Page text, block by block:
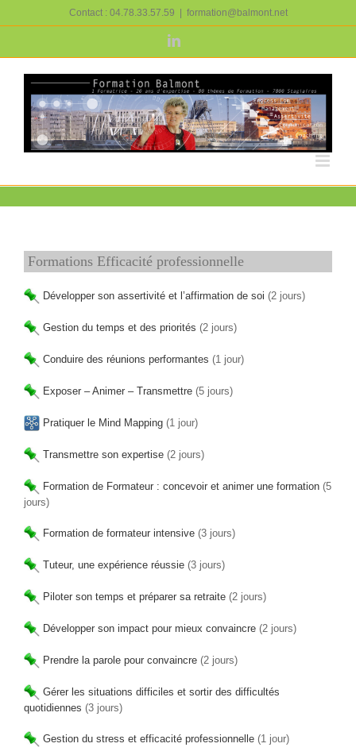
Contact : 04.78.33.57.59 formation@balmont.net
LinkedIn
Formations Efficacité professionnelle
Développer son assertivité et l’affirmation de soi (2 jours)
Gestion du temps et des priorités (2 jours)
Conduire des réunions performantes (1 jour)
Exposer – Animer – Transmettre (5 jours)
Pratiquer le Mind Mapping (1 jour)
Transmettre son expertise (2 jours)
Formation de Formateur : concevoir et animer une formation (5
jours)
Formation de formateur intensive (3 jours)
Tuteur, une expérience réussie (3 jours)
Piloter son temps et préparer sa retraite (2 jours)
Développer son impact pour mieux convaincre (2 jours)
Prendre la parole pour convaincre (2 jours)
Gérer les situations difficiles et sortir des difficultés
quotidiennes (3 jours)
Gestion du stress et efficacité professionnelle (1 jour)